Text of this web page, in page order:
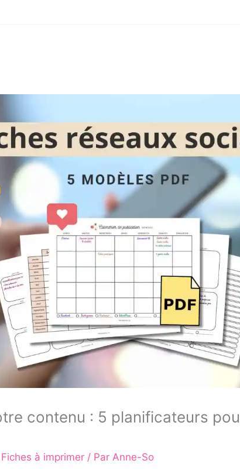
contenu : 5 planificateurs
Fiches à imprimer / Par Anne-So